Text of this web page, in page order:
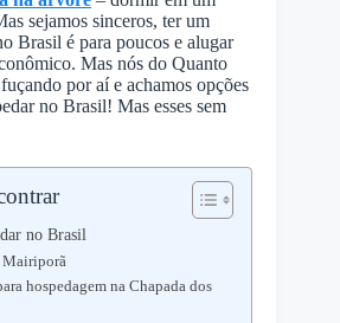
sejamos sinceros, ter um
Brasil é para poucos e alugar
Mas nós do Quanto
por aí e achamos opções
no Brasil! Mas esses sem
no Brasil
Mairiporã
hospedagem na Chapada dos